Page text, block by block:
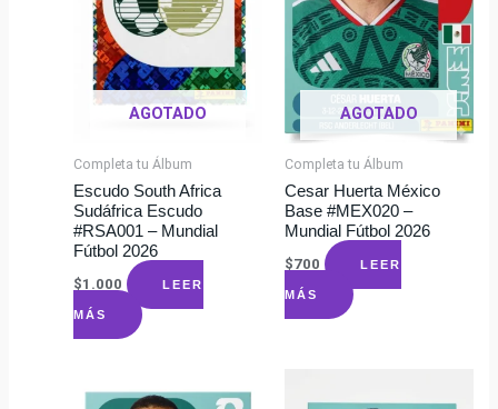
AGOTADO
Completa tu Álbum
Escudo South Africa
Sudáfrica Escudo
#RSA001 – Mundial
Fútbol 2026
$1.000 LEER
MÁS
AGOTADO
Completa tu Álbum
Cesar Huerta México
Base #MEX020 –
Mundial Fútbol 2026
$700 LEER
MÁS